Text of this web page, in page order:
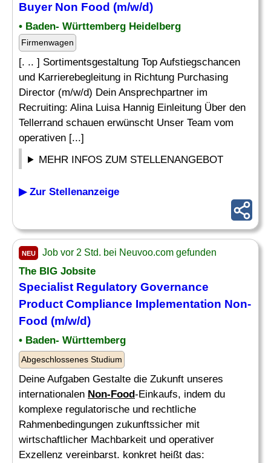
Buyer Non Food (m/w/d)
• Baden- Württemberg Heidelberg
Firmenwagen
[. .. ] Sortimentsgestaltung Top Aufstiegschancen
und Karrierebegleitung in Richtung Purchasing
Director (m/w/d) Dein Ansprechpartner im
Recruiting: Alina Luisa Hannig Einleitung Über den
Tellerrand schauen erwünscht Unser Team vom
operativen [...]
MEHR INFOS ZUM STELLENANGEBOT
▶ Zur Stellenanzeige
NEU Job vor 2 Std. bei Neuvoo.com gefunden
The BIG Jobsite
Specialist Regulatory Governance
Product Compliance Implementation Non-
Food (m/w/d)
• Baden- Württemberg
Abgeschlossenes Studium
Deine Aufgaben Gestalte die Zukunft unseres
internationalen Non-Food-Einkaufs, indem du
komplexe regulatorische und rechtliche
Rahmenbedingungen zukunftssicher mit
wirtschaftlicher Machbarkeit und operativer
Exzellenz vereinbarst. konkret heißt das: